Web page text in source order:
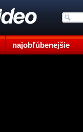
najobľúbenejšie